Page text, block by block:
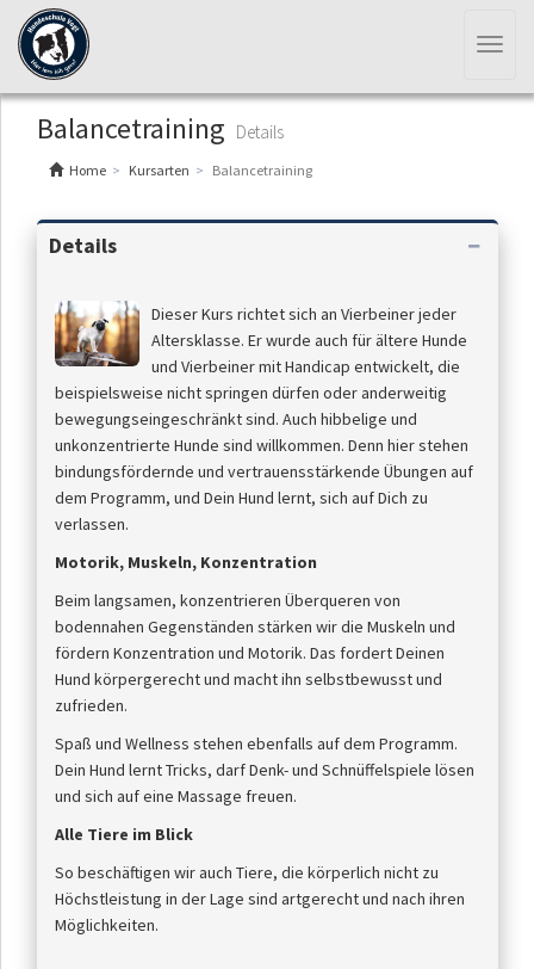
Balancetraining Details
Home Kursarten Balancetraining
Details
Dieser Kurs richtet sich an Vierbeiner jeder
Altersklasse. Er wurde auch für ältere Hunde
und Vierbeiner mit Handicap entwickelt, die
beispielsweise nicht springen dürfen oder anderweitig
bewegungseingeschränkt sind. Auch hibbelige und
unkonzentrierte Hunde sind willkommen. Denn hier stehen
bindungsfördernde und vertrauensstärkende Übungen auf
dem Programm, und Dein Hund lernt, sich auf Dich zu
verlassen.
Motorik, Muskeln, Konzentration
Beim langsamen, konzentrieren Überqueren von
bodennahen Gegenständen stärken wir die Muskeln und
fördern Konzentration und Motorik. Das fordert Deinen
Hund körpergerecht und macht ihn selbstbewusst und
zufrieden.
Spaß und Wellness stehen ebenfalls auf dem Programm.
Dein Hund lernt Tricks, darf Denk- und Schnüffelspiele lösen
und sich auf eine Massage freuen.
Alle Tiere im Blick
So beschäftigen wir auch Tiere, die körperlich nicht zu
Höchstleistung in der Lage sind artgerecht und nach ihren
Möglichkeiten.